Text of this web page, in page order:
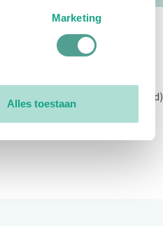
Marketing
Alles toestaan
Open: 09:00 - 12:30 (alleen ochtend)